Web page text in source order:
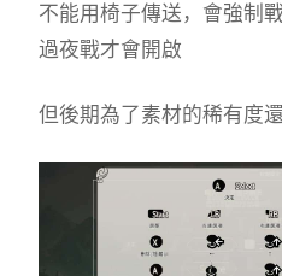
不能用椅子傳送，會強制
過夜戰才會開啟
但後期為了素材的稀有度